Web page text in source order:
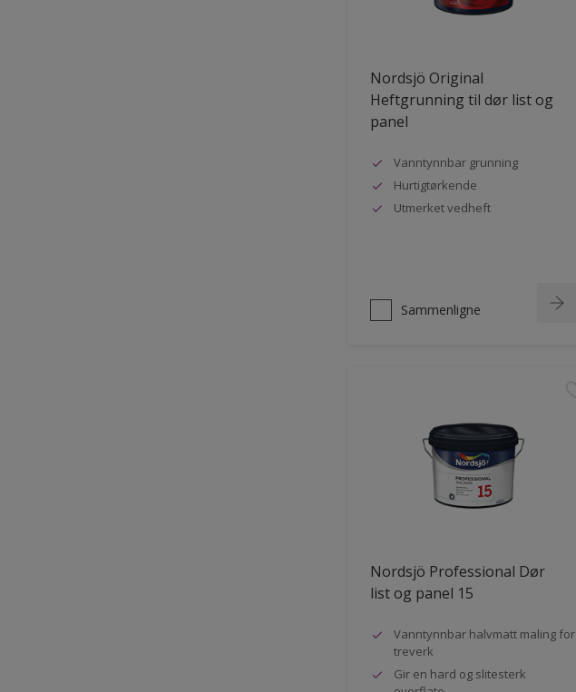
Nordsjö Original
Heftgrunning til dør list og
panel
Vanntynnbar grunning
Hurtigtørkende
Utmerket vedheft
Sammenligne
Nordsjö Professional Dør
list og panel 15
Vanntynnbar halvmatt maling for
treverk
Gir en hard og slitesterk